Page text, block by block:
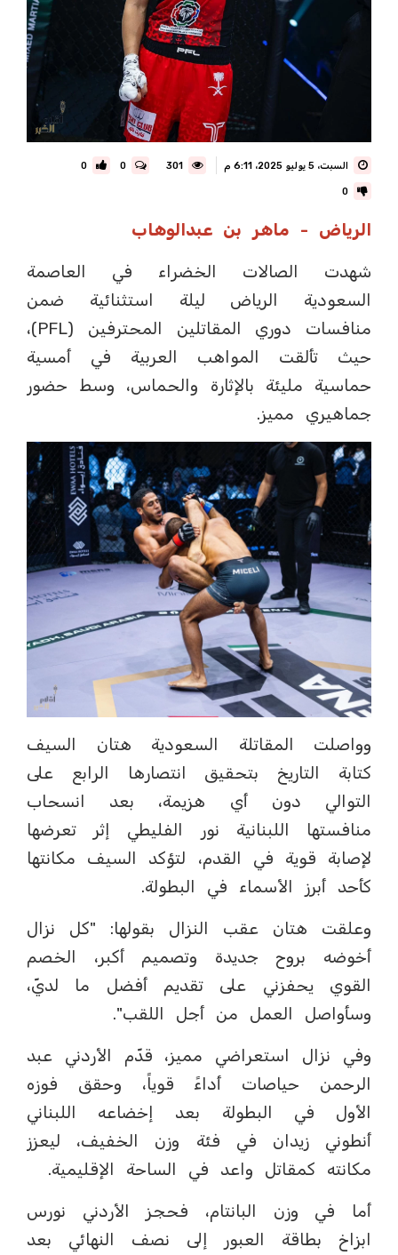
السبت، 5 يوليو 2025، 6:11 م 0
0
0
الرياض - ماهر بن عبدالوهاب
شهدت الصالات الخضراء في العاصمة
السعودية الرياض ليلة استثنائية ضمن
منافسات دوري المقاتلين المحترفين (PFL)،
حيث تألقت المواهب العربية في أمسية
حماسية مليئة بالإثارة والحماس، وسط حضور
جماهيري مميز.
وواصلت المقاتلة السعودية هتان السيف
كتابة التاريخ بتحقيق انتصارها الرابع على
التوالي دون أي هزيمة، بعد انسحاب
منافستها اللبنانية نور الفليطي إثر تعرضها
لإصابة قوية في القدم، لتؤكد السيف مكانتها
كأحد أبرز الأسماء في البطولة.
وعلقت هتان عقب النزال بقولها: "كل نزال
أخوضه بروح جديدة وتصميم أكبر، الخصم
القوي يحفزني على تقديم أفضل ما لديّ،
وسأواصل العمل من أجل اللقب".
وفي نزال استعراضي مميز، قدّم الأردني عبد
الرحمن حياصات أداءً قوياً، وحقق فوزه
الأول في البطولة بعد إخضاعه اللبناني
أنطوني زيدان في فئة وزن الخفيف، ليعزز
مكانته كمقاتل واعد في الساحة الإقليمية.
أما في وزن البانتام، فحجز الأردني نورس
ابزاخ بطاقة العبور إلى نصف النهائي بعد